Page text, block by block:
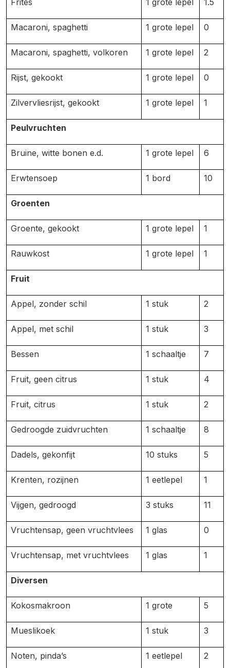
Frites 1 grote lepel 1.5
Macaroni, spaghetti 1 grote lepel 0
Macaroni, spaghetti, volkoren 1 grote lepel 2
Rijst, gekookt 1 grote lepel 0
Zilvervliesrijst, gekookt 1 grote lepel 1
Peulvruchten
Bruine, witte bonen e.d. 1 grote lepel 6
Erwtensoep 1 bord 10
Groenten
Groente, gekookt 1 grote lepel 1
Rauwkost 1 grote lepel 1
Fruit
Appel, zonder schil 1 stuk 2
Appel, met schil 1 stuk 3
Bessen 1 schaaltje 7
Fruit, geen citrus 1 stuk 4
Fruit, citrus 1 stuk 2
Gedroogde zuidvruchten 1 schaaltje 8
Dadels, gekonfijt 10 stuks 5
Krenten, rozijnen 1 eetlepel 1
Vijgen, gedroogd 3 stuks 11
Vruchtensap, geen vruchtvlees 1 glas 0
Vruchtensap, met vruchtvlees 1 glas 1
Diversen
Kokosmakroon 1 grote 5
Mueslikoek 1 stuk 3
Noten, pinda’s 1 eetlepel 2